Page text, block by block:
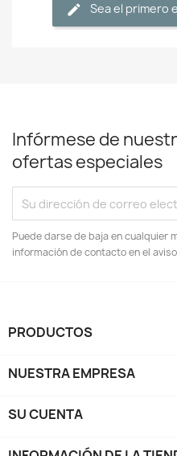
Sea el primero
Infórmese de
ofertas especiales
Puede darse de baja en cualquier
información de contacto en el
PRODUCTOS
NUESTRA EMPRESA
SU CUENTA